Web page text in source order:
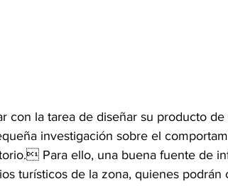
con la tarea de diseñar su producto
investigación sobre el
Para ello, una buena fuente de
turísticos de la zona, quienes